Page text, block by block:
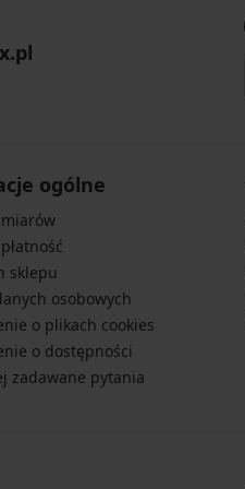
ogólne
sklepu
osobowych
o plikach cookies
o dostępności
zadawane pytania